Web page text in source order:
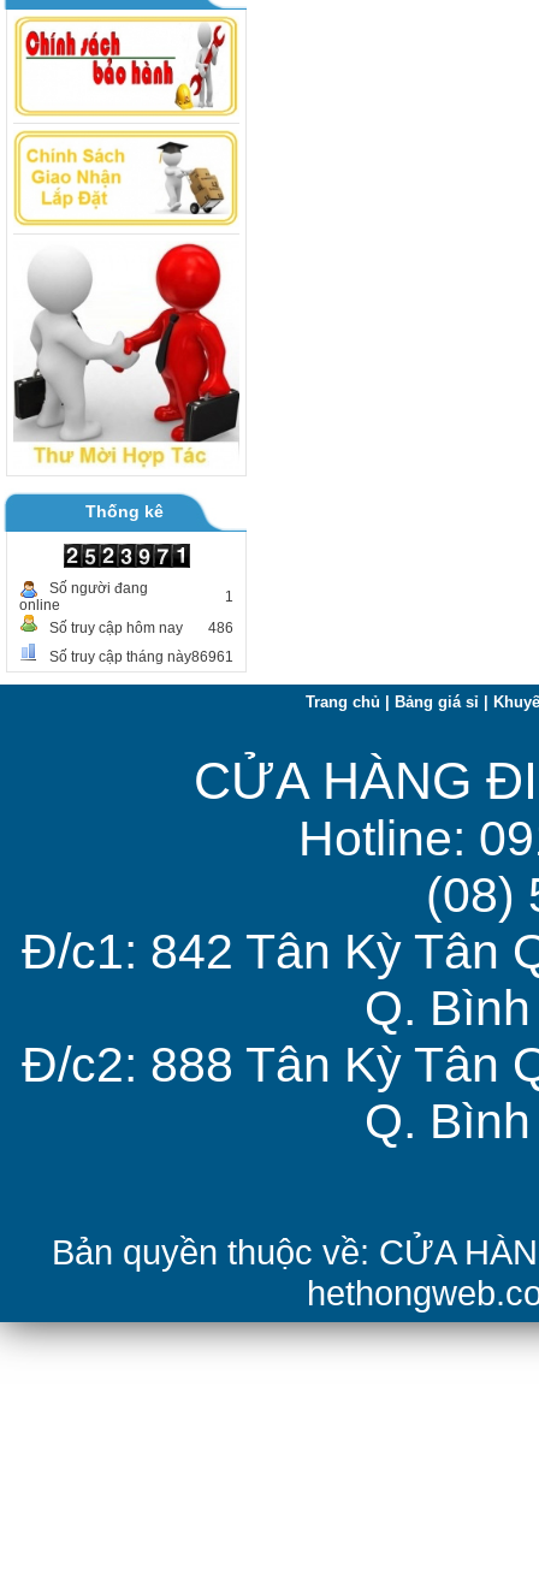
BOARD MÁY GIẶT TOSHIBA AW
B1000 - B1100GV
Thống kê
Số người đang
online
1
Số truy cập hôm nay
486
Số truy cập tháng này86961
Trang chủ Bảng giá sỉ
CỬA HÀNG
Hotline:
(08)
Đ/c1: 842 Tân Kỳ Tân
Q.
Đ/c2: 888 Tân Kỳ Tân
Q.
Bản quyền thuộc về: CỬA